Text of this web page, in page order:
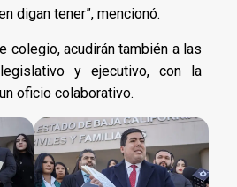
digan tener”, mencionó.
colegio, acudirán también a las
y ejecutivo, con la
oficio colaborativo.